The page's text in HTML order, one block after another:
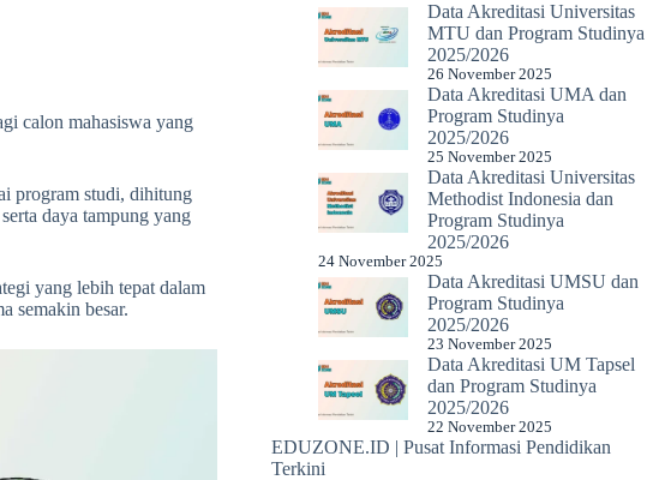
calon mahasiswa yang
program studi, dihitung
daya tampung yang
yang lebih tepat dalam
semakin besar.
Data Akreditasi Universitas
MTU dan Program Studinya
2025/2026
26 November 2025
Data Akreditasi UMA dan
Program Studinya
2025/2026
25 November 2025
Data Akreditasi Universitas
Methodist Indonesia dan
Program Studinya
2025/2026
24 November 2025
Data Akreditasi UMSU dan
Program Studinya
2025/2026
23 November 2025
Data Akreditasi UM Tapsel
dan Program Studinya
2025/2026
22 November 2025
EDUZONE.ID | Pusat Informasi Pendidikan
Terkini